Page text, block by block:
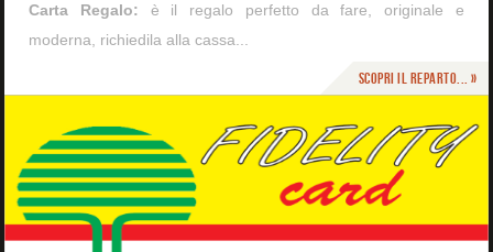
Carta Regalo: è il regalo perfetto da fare, originale e
moderna, richiedila alla cassa...
Scopri il reparto... »